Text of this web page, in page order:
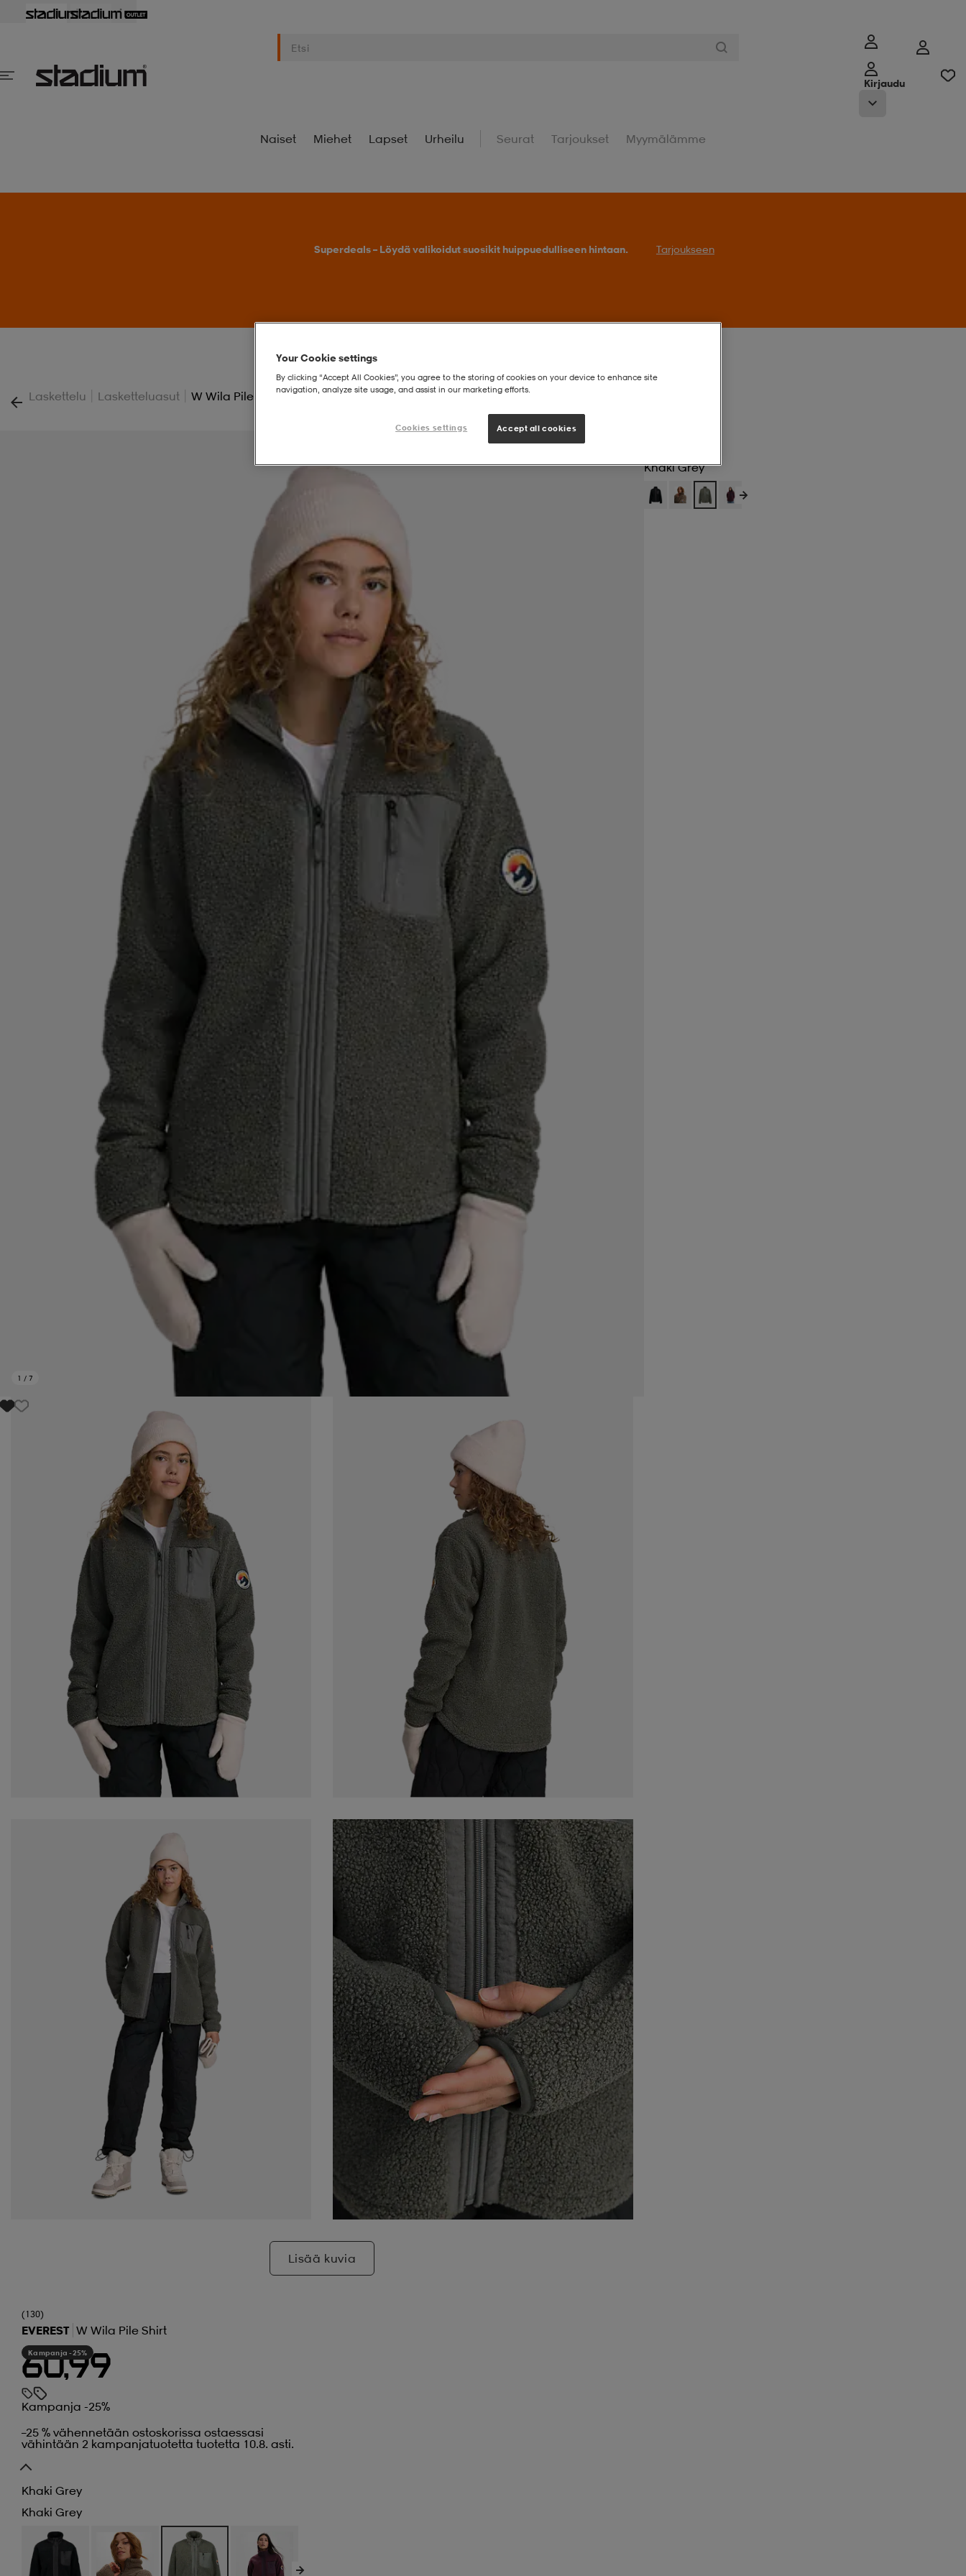
Kirjaudu
Naiset Miehet Lapset Urheilu Seurat Tarjoukset Myymälämme
Superdeals – Löydä valikoidut suosikit huippuedulliseen hintaan. Tarjoukseen
Laskettelu | Lasketteluasut | W Wila Pile Shirt
1 / 7
Lisää kuvia
Khaki Grey
(130)
EVEREST W Wila Pile Shirt
Kampanja -25%
60,99
Kampanja -25%
–25 % vähennetään ostoskorissa ostaessasi
vähintään 2 kampanjatuotetta tuotetta 10.8. asti.
Khaki Grey
Khaki Grey
Your Cookie settings
By clicking “Accept All Cookies”, you agree to the storing of cookies on your device to enhance site
navigation, analyze site usage, and assist in our marketing efforts.
Cookies settings Accept all cookies